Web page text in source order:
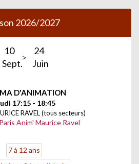
2026/2027
10
Sept.
24
Juin
D'ANIMATION
17:15 - 18:45
RAVEL (tous secteurs)
Anim' Maurice Ravel
7 à 12 ans